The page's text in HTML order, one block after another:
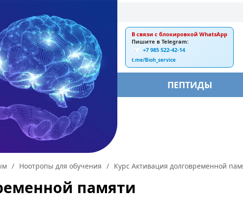
E-mail:
ankebiorus@gmail.com
В связи с блокировкой WhatsApp
Пишите в Telegram:
+7 985 522-42-14
t.me/Bioh_service
ГРИБЫ ПЕПТИДЫ
/ Ноотропы для обучения / Курс Активация долговременной
памяти